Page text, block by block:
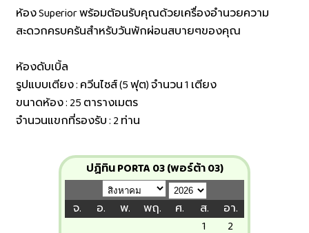
ห้อง Superior พร้อมต้อนรับคุณด้วยเครื่องอำนวยความ
สะดวกครบครันสำหรับวันพักผ่อนสบายๆของคุณ
ห้องดับเบิ้ล
รูปแบบเตียง : ควีนไซส์ (5 ฟุต) จำนวน 1 เตียง
ขนาดห้อง : 25 ตารางเมตร
จำนวนแขกที่รองรับ : 2 ท่าน
ปฏิทิน PORTA 03 (พอร์ต้า 03)
จ. อ. พ. พฤ. ศ. ส.
อา.
1
2